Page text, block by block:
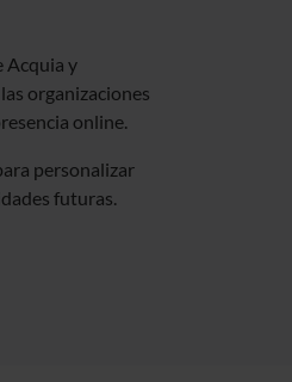
Acquia y
organizaciones
online.
personalizar
futuras.